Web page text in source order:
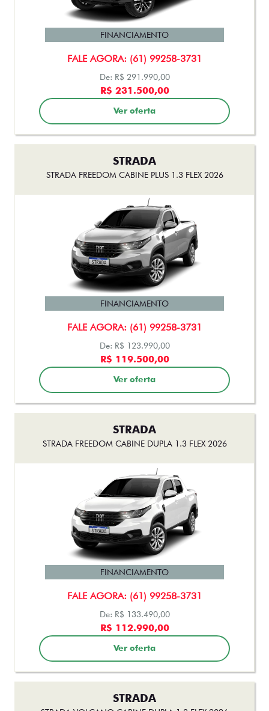
FINANCIAMENTO
De: R$ 291.990,00
R$ 231.500,00
Ver oferta
STRADA FREEDOM CABINE PLUS 1.3 FLEX 2026
FINANCIAMENTO
De: R$ 123.990,00
R$ 119.500,00
Ver oferta
STRADA FREEDOM CABINE DUPLA 1.3 FLEX 2026
FINANCIAMENTO
De: R$ 133.490,00
R$ 112.990,00
Ver oferta
STRADA VOLCANO CABINE DUPLA 1.3 FLEX 2026